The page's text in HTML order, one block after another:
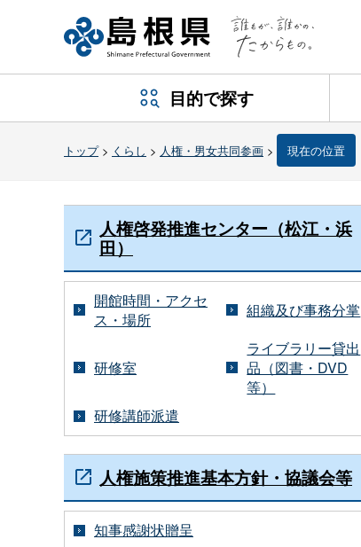
目的で探す
トップ> くらし > 人権・男女共同参画 > 現在の位置
人権啓発推進センター（松江・浜
田）
開館時間・アクセ
ス・場所
組織及び事務分掌
研修室
ライブラリー貸出
品（図書・DVD
等）
研修講師派遣
人権施策推進基本方針・協議会等
知事感謝状贈呈